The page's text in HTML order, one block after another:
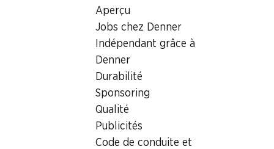
Aperçu
Jobs chez Denner
Indépendant grâce à
Denner
Durabilité
Sponsoring
Qualité
Publicités
Code de conduite et